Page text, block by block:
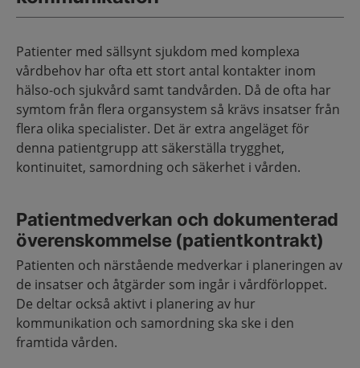
Patienter med sällsynt sjukdom med komplexa
vårdbehov har ofta ett stort antal kontakter inom
hälso-och sjukvård samt tandvården. Då de ofta har
symtom från flera organsystem så krävs insatser från
flera olika specialister. Det är extra angeläget för
denna patientgrupp att säkerställa trygghet,
kontinuitet, samordning och säkerhet i vården.
Patientmedverkan och dokumenterad
överenskommelse (patientkontrakt)
Patienten och närstående medverkar i planeringen av
de insatser och åtgärder som ingår i vårdförloppet.
De deltar också aktivt i planering av hur
kommunikation och samordning ska ske i den
framtida vården.